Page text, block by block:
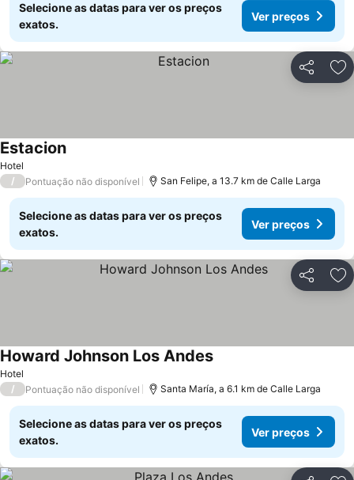
Selecione as datas para ver os preços
exatos.
Ver preços
Partilhar
Hotel
Estacion
/ Pontuação não disponível San Felipe, a 13.7 km de Calle Larga
Selecione as datas para ver os preços
exatos.
Ver preços
Partilhar
Hotel
Howard Johnson Los Andes
/ Pontuação não disponível Santa María, a 6.1 km de Calle Larga
Selecione as datas para ver os preços
exatos.
Ver preços